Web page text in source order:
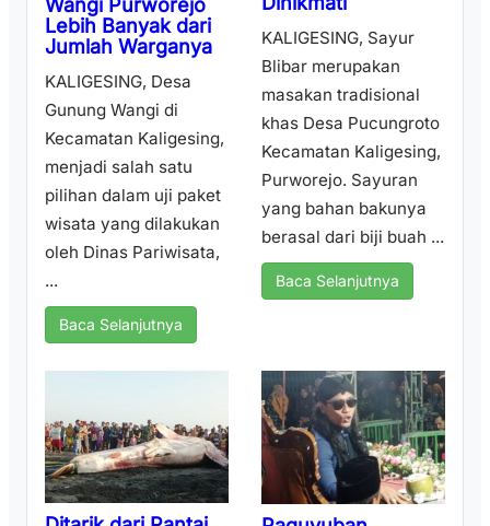
Wangi Purworejo
Lebih Banyak dari
Jumlah Warganya
KALIGESING, Desa
Gunung Wangi di
Kecamatan Kaligesing,
menjadi salah satu
pilihan dalam uji paket
wisata yang dilakukan
oleh Dinas Pariwisata,
...
Baca Selanjutnya
KALIGESING, Sayur
Blibar merupakan
masakan tradisional
khas Desa Pucungroto
Kecamatan Kaligesing,
Purworejo. Sayuran
yang bahan bakunya
berasal dari biji buah ...
Baca Selanjutnya